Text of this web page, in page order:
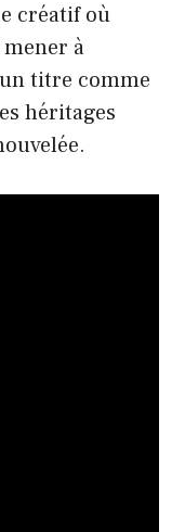
créatif où
à
titre comme
héritages